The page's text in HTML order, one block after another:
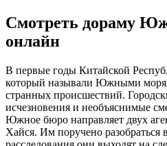
Смотреть дораму
онлайн
В первые годы Китайской
который называли Южными
странных происшествий.
исчезновения и необъяснимые
Южное бюро направляет двух
Хайся. Им поручено разобраться